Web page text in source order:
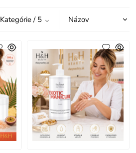
Kategórie / 5